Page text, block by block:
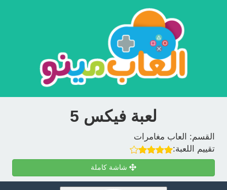
لعبة فيكس 5
القسم:
العاب مغامرات
تقييم اللعبة:
شاشة كاملة